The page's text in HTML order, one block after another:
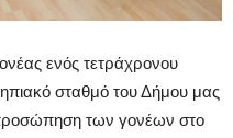
ενός τετράχρονου
σταθμό του Δήμου μας
των γονέων στο